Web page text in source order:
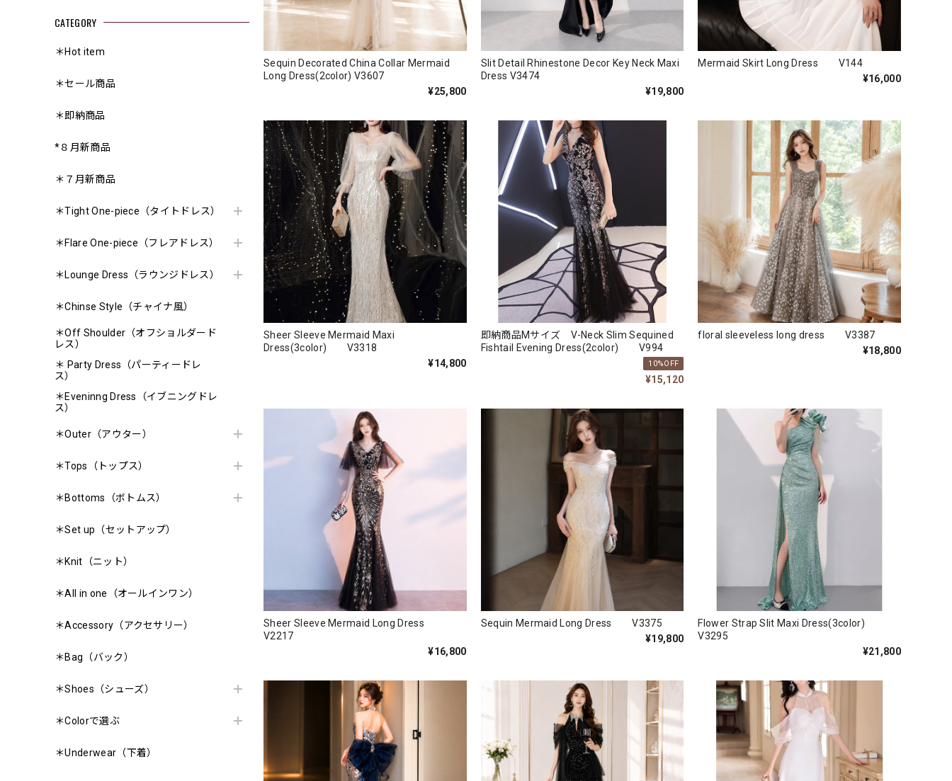
CATEGORY
＊Hot item
＊セール商品
＊即納商品
*８月新商品
＊７月新商品
＊Tight One-piece（タイトドレス）
＊Flare One-piece（フレアドレス）
＊Lounge Dress（ラウンジドレス）
＊Chinse Style（チャイナ風）
＊Off Shoulder（オフショルダード
レス）
＊ Party Dress（パーティードレ
ス）
＊Eveninng Dress（イブニングドレ
ス）
＊Outer（アウター）
＊Tops（トップス）
＊Bottoms（ボトムス）
＊Set up（セットアップ）
＊Knit（ニット）
＊All in one（オールインワン）
＊Accessory（アクセサリー）
＊Bag（バック）
＊Shoes（シューズ）
＊Colorで選ぶ
＊Underwear（下着）
Sequin Decorated China Collar Mermaid
Long Dress(2color) V3607
¥25,800
Slit Detail Rhinestone Decor Key Neck Maxi
Dress V3474
¥19,800
Mermaid Skirt Long Dress V144
¥16,000
Sheer Sleeve Mermaid Maxi
Dress(3color) V3318
¥14,800
即納商品Mサイズ V-Neck Slim Sequined
Fishtail Evening Dress(2color) V994
10%OFF
¥15,120
floral sleeveless long dress V3387
¥18,800
Sheer Sleeve Mermaid Long Dress
V2217
¥16,800
Sequin Mermaid Long Dress V3375
¥19,800
Flower Strap Slit Maxi Dress(3color)
V3295
¥21,800